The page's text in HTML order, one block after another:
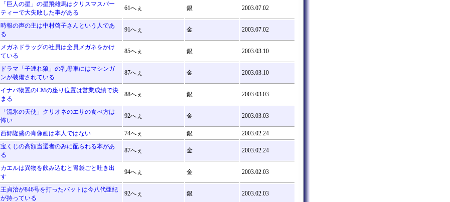
「巨人の星」の星飛雄馬はクリスマスパー
ティーで大失敗した事がある
61へぇ 銀 2003.07.02
時報の声の主は中村啓子さんという人であ
る
91へぇ 金 2003.07.02
メガネドラッグの社員は全員メガネをかけ
ている
85へぇ 銀 2003.03.10
ドラマ「子連れ狼」の乳母車にはマシンガ
ンが装備されている
87へぇ 金 2003.03.10
イナバ物置のCMの座り位置は営業成績で決
まる
88へぇ 銀 2003.03.03
「流氷の天使」クリオネのエサの食べ方は
怖い
92へぇ 金 2003.03.03
西郷隆盛の肖像画は本人ではない 74へぇ 銀 2003.02.24
宝くじの高額当選者のみに配られる本があ
る
87へぇ 金 2003.02.24
カエルは異物を飲み込むと胃袋ごと吐き出
す
94へぇ 金 2003.02.03
王貞治が846号を打ったバットは今八代亜紀
が持っている
92へぇ 銀 2003.02.03